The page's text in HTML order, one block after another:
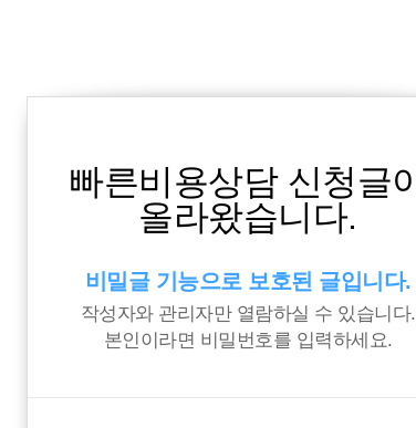
빠른비용상담 신청글이
올라왔습니다.
비밀글 기능으로 보호된 글입니다.
작성자와 관리자만 열람하실 수 있습니다.
본인이라면 비밀번호를 입력하세요.